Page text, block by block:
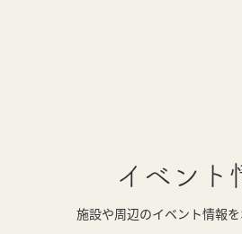
イベント
施設や周辺のイベント情報を